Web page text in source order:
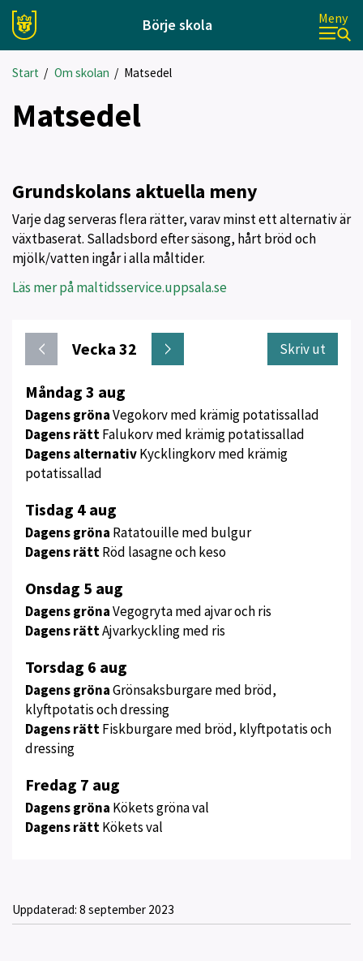
Börje skola Meny
Start / Om skolan / Matsedel
Matsedel
Grundskolans aktuella meny
Varje dag serveras flera rätter, varav minst ett alternativ är
växtbaserat. Salladsbord efter säsong, hårt bröd och
mjölk/vatten ingår i alla måltider.
Läs mer på maltidsservice.uppsala.se
Vecka 32 Skriv ut
Meny
för
vecka
32
Måndag 3 aug
Dagens grönaVegokorv med krämig potatissallad
Dagens rättFalukorv med krämig potatissallad
Dagens alternativKycklingkorv med krämig
potatissallad
Tisdag 4 aug
Dagens gröna Ratatouille med bulgur
Dagens rättRöd lasagne och keso
Onsdag 5 aug
Dagens grönaVegogryta med ajvar och ris
Dagens rättAjvarkyckling med ris
Torsdag 6 aug
Dagens grönaGrönsaksburgare med bröd,
klyftpotatis och dressing
Dagens rättFiskburgare med bröd, klyftpotatis och
dressing
Fredag 7 aug
Dagens gröna Kökets gröna val
Dagens rättKökets val
Uppdaterad: 8 september 2023